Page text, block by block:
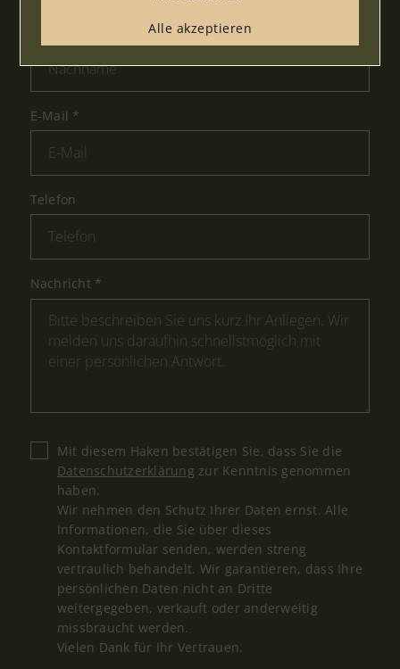
E-Mail *
Telefon
Nachricht *
Mit diesem Haken bestätigen Sie, dass Sie die
Datenschutzerklärung zur Kenntnis genommen
haben.
Wir nehmen den Schutz Ihrer Daten ernst. Alle
Informationen, die Sie über dieses
Kontaktformular senden, werden streng
vertraulich behandelt. Wir garantieren, dass Ihre
persönlichen Daten nicht an Dritte
weitergegeben, verkauft oder anderweitig
missbraucht werden.
Vielen Dank für Ihr Vertrauen.
Alle akzeptieren